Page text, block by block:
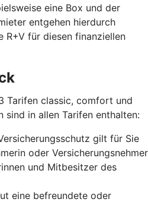
eine Box und der
entgehen hierdurch
R+V für diesen finanziellen
Tarifen classic, comfort und
sind in allen Tarifen enthalten:
gilt für Sie
oder Versicherungsnehmer
und Mitbesitzer des
eine befreundete oder